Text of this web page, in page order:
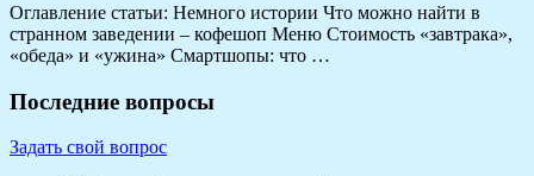
Оглавление статьи: Немного истории Что можно найти в
странном заведении – кофешоп Меню Стоимость «завтрака»,
«обеда» и «ужина» Смартшопы: что …
Последние вопросы
Задать свой вопрос